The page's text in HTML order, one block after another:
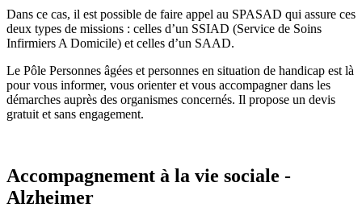
Dans ce cas, il est possible de faire appel au SPASAD qui assure ces
deux types de missions : celles d’un SSIAD (Service de Soins
Infirmiers A Domicile) et celles d’un SAAD.
Le Pôle Personnes âgées et personnes en situation de handicap est là
pour vous informer, vous orienter et vous accompagner dans les
démarches auprès des organismes concernés. Il propose un devis
gratuit et sans engagement.
Accompagnement à la vie sociale -
Alzheimer